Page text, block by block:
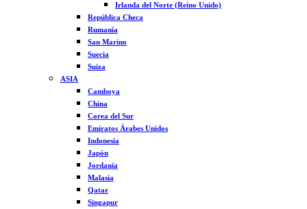
Irlanda del Norte (Reino Unido)
República Checa
Rumanía
San Marino
Suecia
Suiza
ASIA
Camboya
China
Corea del Sur
Emiratos Árabes Unidos
Indonesia
Japón
Jordania
Malasia
Qatar
Singapur